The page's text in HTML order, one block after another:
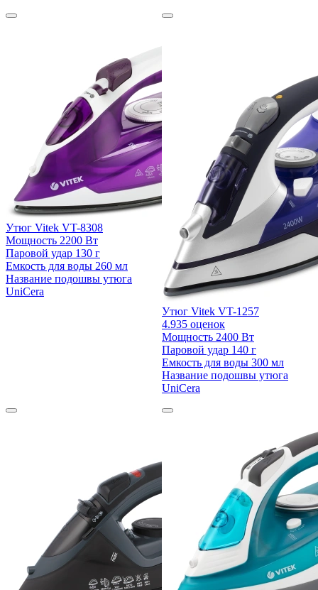
Утюг Vitek VT-8308
Мощность 2200 Вт
Паровой удар 130 г
Емкость для воды 260 мл
Название подошвы утюга
UniCera
Утюг Vitek VT-1257
4.935 оценок
Мощность 2400 Вт
Паровой удар 140 г
Емкость для воды 300 мл
Название подошвы утюга
UniCera